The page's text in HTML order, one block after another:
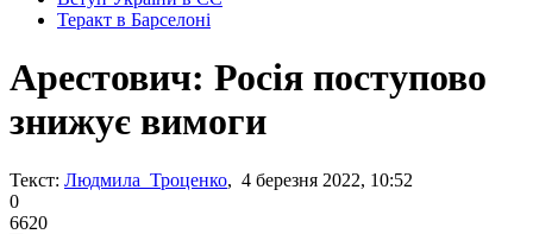
Теракт в Барселоні
Арестович: Росія поступово
знижує вимоги
Текст: Людмила Троценко, 4 березня 2022, 10:52
0
6620